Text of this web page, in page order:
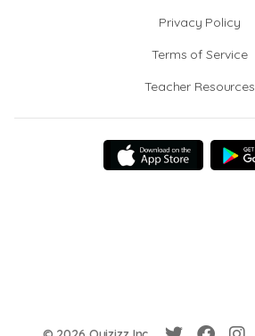
Privacy Policy
Terms of Service
Teacher Resources